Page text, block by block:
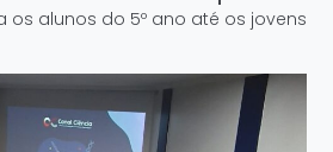
os alunos do 5º ano até os jovens